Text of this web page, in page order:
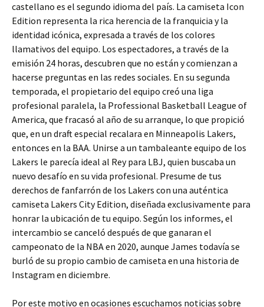
castellano es el segundo idioma del país. La camiseta Icon
Edition representa la rica herencia de la franquicia y la
identidad icónica, expresada a través de los colores
llamativos del equipo. Los espectadores, a través de la
emisión 24 horas, descubren que no están y comienzan a
hacerse preguntas en las redes sociales. En su segunda
temporada, el propietario del equipo creó una liga
profesional paralela, la Professional Basketball League of
America, que fracasó al año de su arranque, lo que propició
que, en un draft especial recalara en Minneapolis Lakers,
entonces en la BAA. Unirse a un tambaleante equipo de los
Lakers le parecía ideal al Rey para LBJ, quien buscaba un
nuevo desafío en su vida profesional. Presume de tus
derechos de fanfarrón de los Lakers con una auténtica
camiseta Lakers City Edition, diseñada exclusivamente para
honrar la ubicación de tu equipo. Según los informes, el
intercambio se canceló después de que ganaran el
campeonato de la NBA en 2020, aunque James todavía se
burló de su propio cambio de camiseta en una historia de
Instagram en diciembre.
Por este motivo en ocasiones escuchamos noticias sobre